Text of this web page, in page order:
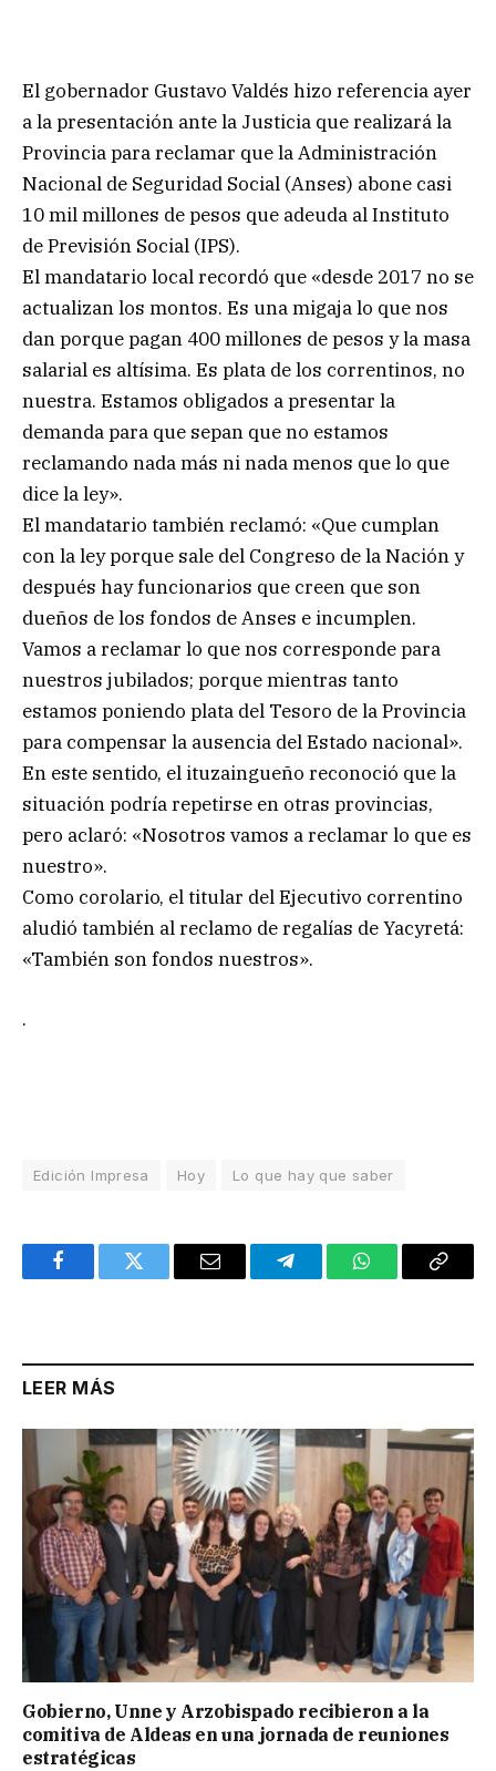
El gobernador Gustavo Valdés hizo referencia ayer
a la presentación ante la Justicia que realizará la
Provincia para reclamar que la Administración
Nacional de Seguridad Social (Anses) abone casi
10 mil millones de pesos que adeuda al Instituto
de Previsión Social (IPS).
El mandatario local recordó que «desde 2017 no se
actualizan los montos. Es una migaja lo que nos
dan porque pagan 400 millones de pesos y la masa
salarial es altísima. Es plata de los correntinos, no
nuestra. Estamos obligados a presentar la
demanda para que sepan que no estamos
reclamando nada más ni nada menos que lo que
dice la ley».
El mandatario también reclamó: «Que cumplan
con la ley porque sale del Congreso de la Nación y
después hay funcionarios que creen que son
dueños de los fondos de Anses e incumplen.
Vamos a reclamar lo que nos corresponde para
nuestros jubilados; porque mientras tanto
estamos poniendo plata del Tesoro de la Provincia
para compensar la ausencia del Estado nacional».
En este sentido, el ituzaingueño reconoció que la
situación podría repetirse en otras provincias,
pero aclaró: «Nosotros vamos a reclamar lo que es
nuestro».
Como corolario, el titular del Ejecutivo correntino
aludió también al reclamo de regalías de Yacyretá:
«También son fondos nuestros».
.
Edición Impresa Hoy Lo que hay que saber
FacebookTwitter Email TelegramWhatsAppCopy
LEER MÁS
Gobierno, Unne y Arzobispado recibieron a la
comitiva de Aldeas en una jornada de reuniones
estratégicas